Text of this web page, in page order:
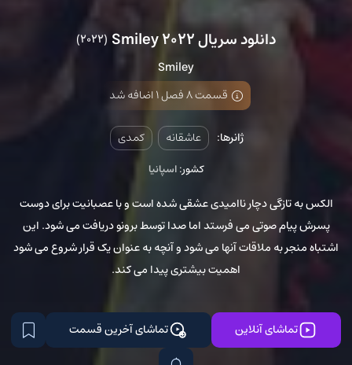
دانلود سریال Smiley 2022 (2022)
Smiley
قسمت 8 فصل 1 اضافه شد
ژانرها: عاشقانه کمدی
کشور:اسپانیا
الکس به تازگی دچار ناامیدی عشقی شده است و با عصبانیت برای دوست
پسرش پیام صوتی می فرستد اما صدا توسط برونو دریافت می شود. این
اشتباه منجر به ملاقات آنها می شود و آنچه به عنوان یک قرار شروع می شود
اهمیت بیشتری پیدا می کند.
تماشای آنلاین تماشای آخرین قسمت